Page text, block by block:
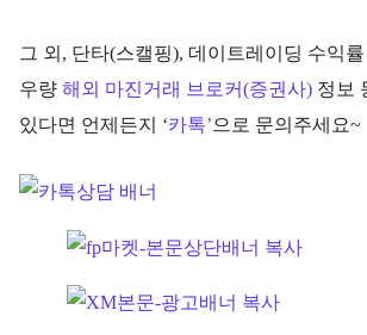
그 외, 단타(스캘핑), 데이트레이딩 수익
우량 해외 마진거래 브로커(증권사) 정보
있다면 언제든지 ‘카톡’으로 문의주세요~